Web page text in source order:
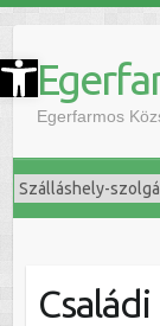
Eszköztár megnyitása
Egerfarmos